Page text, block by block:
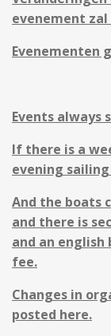
evenement
Evenementen
Events always
If there is a
evening
And the boats
and there is
and an
fee.
Changes in
posted here.